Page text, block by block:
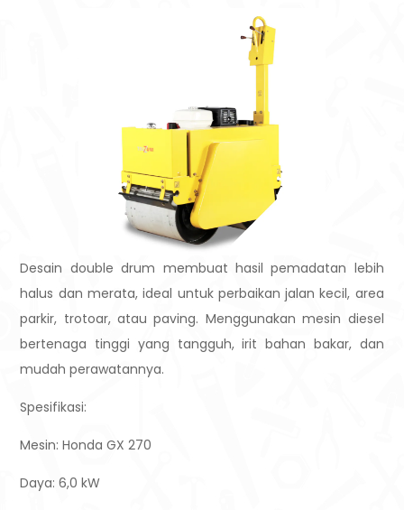
Desain double drum membuat hasil pemadatan lebih
halus dan merata, ideal untuk perbaikan jalan kecil, area
parkir, trotoar, atau paving. Menggunakan mesin diesel
bertenaga tinggi yang tangguh, irit bahan bakar, dan
mudah perawatannya.
Spesifikasi:
Mesin: Honda GX 270
Daya: 6,0 kW